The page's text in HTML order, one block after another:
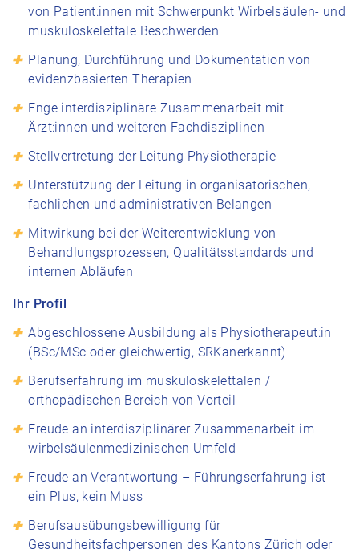
von Patient:innen mit Schwerpunkt Wirbelsäulen- und
muskuloskelettale Beschwerden
Planung, Durchführung und Dokumentation von
evidenzbasierten Therapien
Enge interdisziplinäre Zusammenarbeit mit
Ärzt:innen und weiteren Fachdisziplinen
Stellvertretung der Leitung Physiotherapie
Unterstützung der Leitung in organisatorischen,
fachlichen und administrativen Belangen
Mitwirkung bei der Weiterentwicklung von
Behandlungsprozessen, Qualitätsstandards und
internen Abläufen
Ihr Profil
Abgeschlossene Ausbildung als Physiotherapeut:in
(BSc/MSc oder gleichwertig, SRKanerkannt)
Berufserfahrung im muskuloskelettalen /
orthopädischen Bereich von Vorteil
Freude an interdisziplinärer Zusammenarbeit im
wirbelsäulenmedizinischen Umfeld
Freude an Verantwortung – Führungserfahrung ist
ein Plus, kein Muss
Berufsausübungsbewilligung für
Gesundheitsfachpersonen des Kantons Zürich oder